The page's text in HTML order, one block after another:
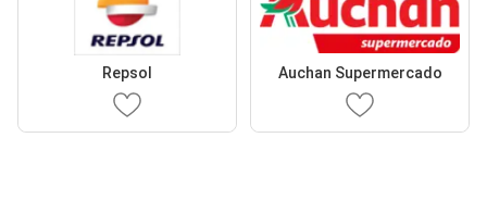
Repsol Auchan Supermercado